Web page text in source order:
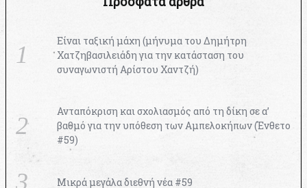
Είναι ταξική μάχη (μήνυμα του Δημήτρη
Χατζηβασιλειάδη για την κατάσταση του
συναγωνιστή Αρίστου Χαντζή)
Ανταπόκριση και σχολιασμός από τη δίκη σε α’
βαθμό για την υπόθεση των Αμπελοκήπων (Ένθετο
#59)
Μικρά μεγάλα διεθνή νέα #59